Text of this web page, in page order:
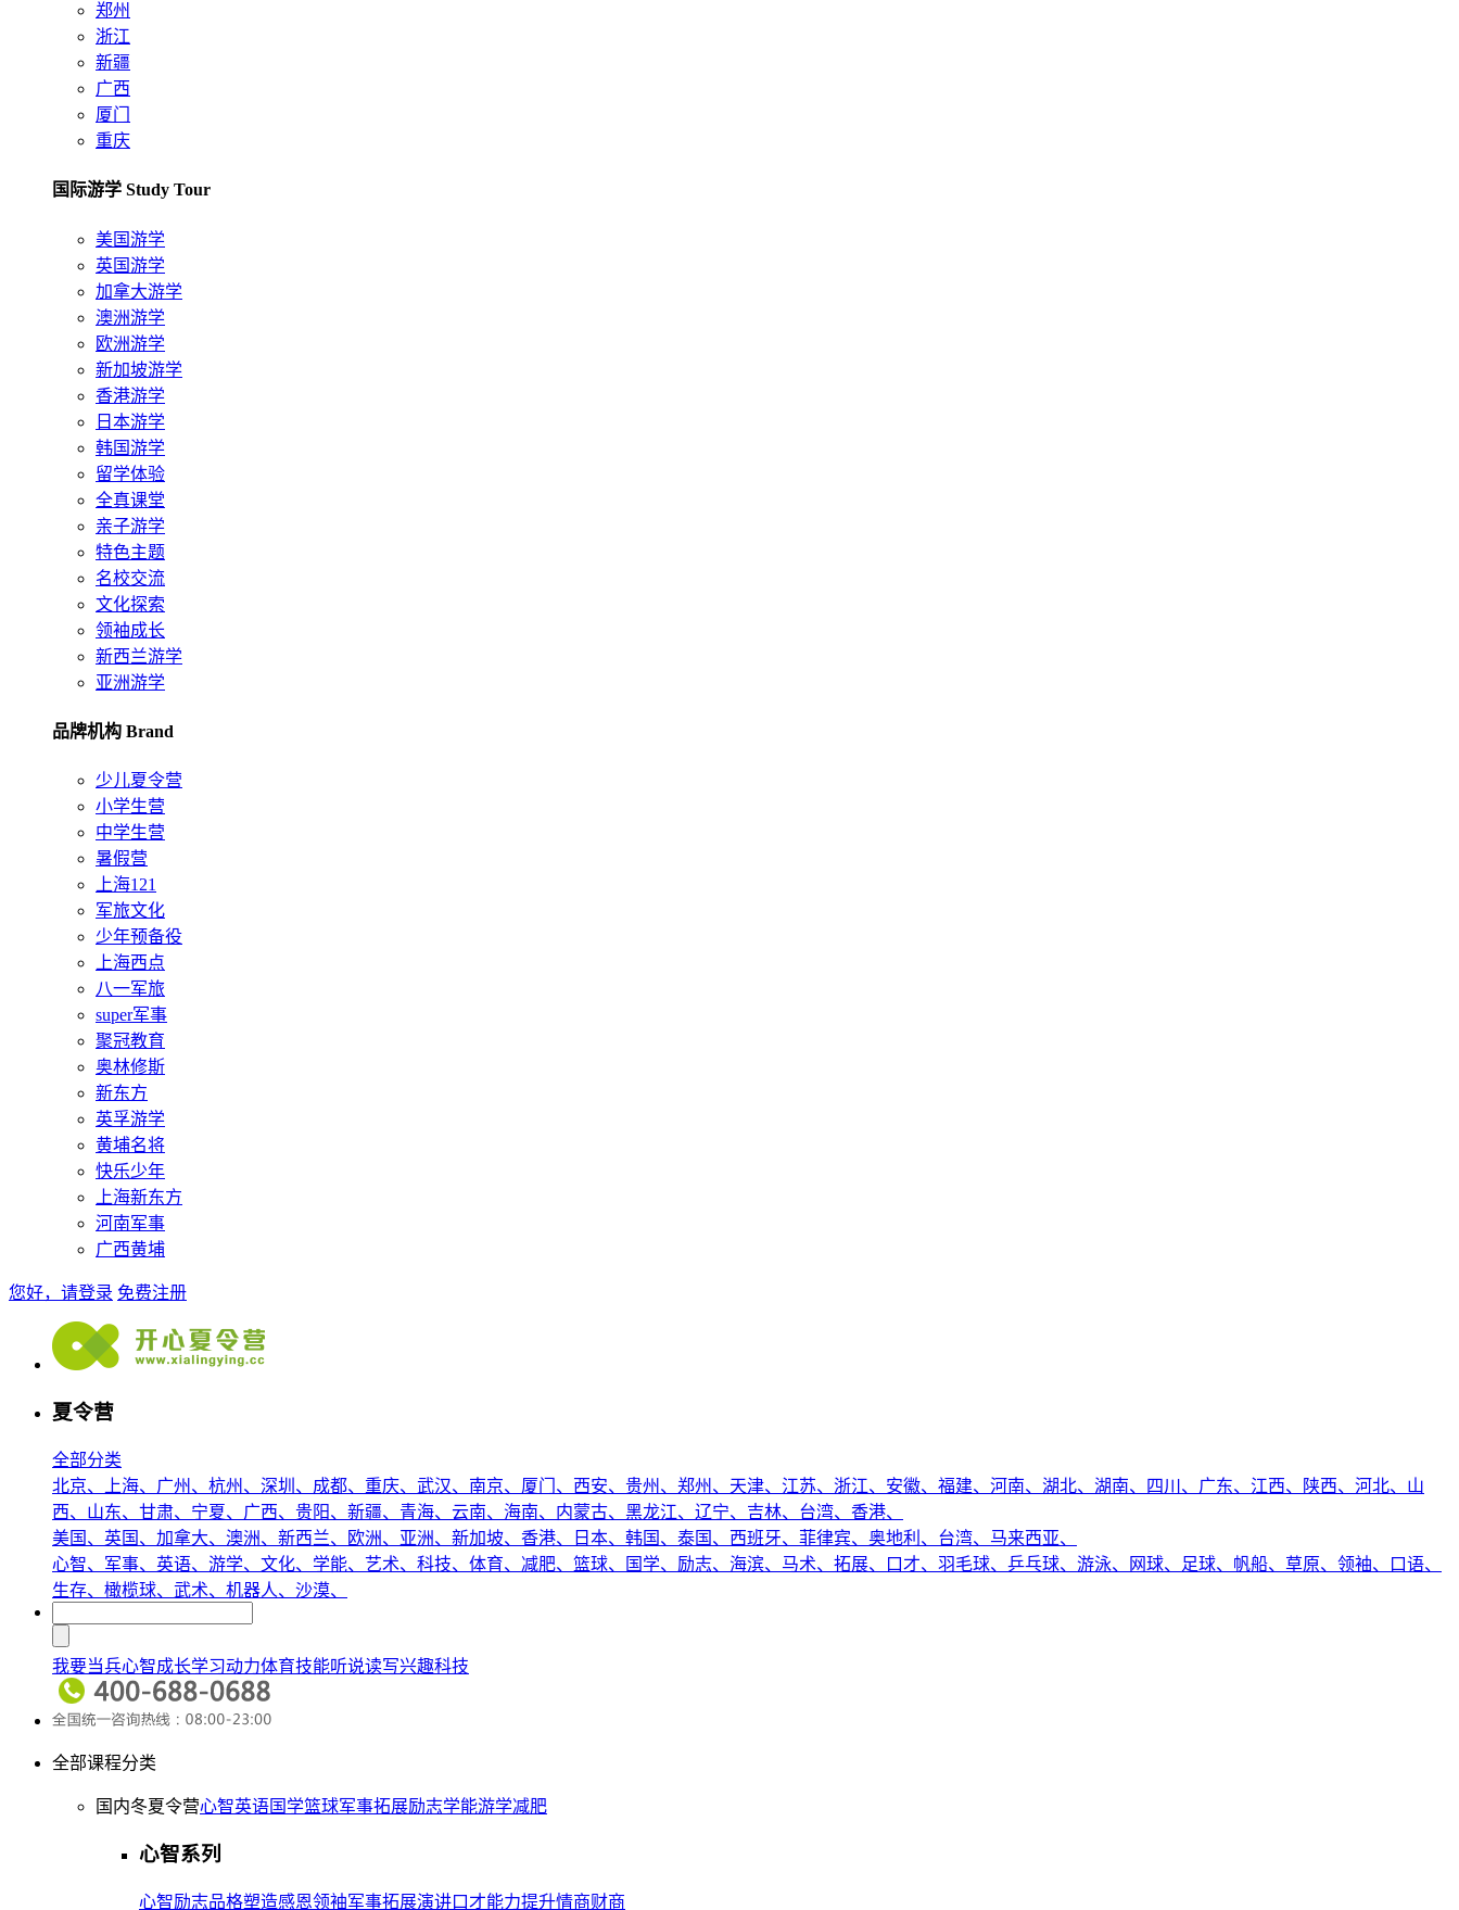
郑州
浙江
新疆
广西
厦门
重庆
国际游学 Study Tour
美国游学
英国游学
加拿大游学
澳洲游学
欧洲游学
新加坡游学
香港游学
日本游学
韩国游学
留学体验
全真课堂
亲子游学
特色主题
名校交流
文化探索
领袖成长
新西兰游学
亚洲游学
品牌机构 Brand
少儿夏令营
小学生营
中学生营
暑假营
上海121
军旅文化
少年预备役
上海西点
八一军旅
super军事
聚冠教育
奥林修斯
新东方
英孚游学
黄埔名将
快乐少年
上海新东方
河南军事
广西黄埔
您好，请登录 免费注册
夏令营
全部分类
北京、
上海、 广州、 杭州、 深圳、 成都、 重庆、 武汉、 南京、 厦门、 西安、 贵州、 郑州、 天津、 江苏、 浙江、 安徽、 福建、 河南、 湖北、 湖南、 四川、 广东、 江西、 陕西、 河北、 山
西、 山东、 甘肃、 宁夏、 广西、 贵阳、 新疆、 青海、 云南、 海南、 内蒙古、 黑龙江、 辽宁、 吉林、 台湾、 香港、
美国、 英国、 加拿大、 澳洲、 新西兰、 欧洲、 亚洲、 新加坡、 香港、 日本、 韩国、 泰国、 西班牙、 菲律宾、 奥地利、 台湾、 马来西亚、
心智、 军事、 英语、 游学、 文化、 学能、 艺术、 科技、 体育、 减肥、 篮球、 国学、 励志、 海滨、 马术、 拓展、 口才、 羽毛球、 乒乓球、 游泳、 网球、 足球、 帆船、 草原、 领袖、
口语、
生存、 橄榄球、 武术、 机器人、 沙漠、
我要当兵心智成长学习动力体育技能听说读写兴趣科技
全部课程分类
国内冬夏令营心智英语国学篮球军事拓展励志学能游学减肥
心智系列
心智励志品格塑造感恩领袖军事拓展演讲口才能力提升情商财商